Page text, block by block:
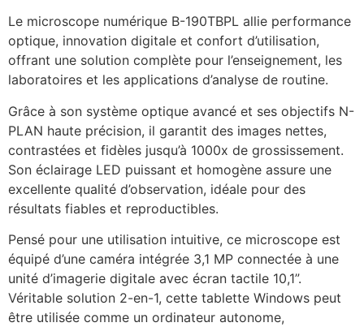
Le microscope numérique B-190TBPL allie performance
optique, innovation digitale et confort d’utilisation,
offrant une solution complète pour l’enseignement, les
laboratoires et les applications d’analyse de routine.
Grâce à son système optique avancé et ses objectifs N-
PLAN haute précision, il garantit des images nettes,
contrastées et fidèles jusqu’à 1000x de grossissement.
Son éclairage LED puissant et homogène assure une
excellente qualité d’observation, idéale pour des
résultats fiables et reproductibles.
Pensé pour une utilisation intuitive, ce microscope est
équipé d’une caméra intégrée 3,1 MP connectée à une
unité d’imagerie digitale avec écran tactile 10,1”.
Véritable solution 2-en-1, cette tablette Windows peut
être utilisée comme un ordinateur autonome,